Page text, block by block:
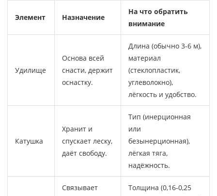
Элемент Назначение
На что обратить
внимание
Удилище
Основа всей
снасти, держит
оснастку.
Длина (обычно 3-6 м),
материал
(стеклопластик,
углеволокно),
лёгкость и удобство.
Катушка
Хранит и
спускает леску,
даёт свободу.
Тип (инерционная
или
безынерционная),
лёгкая тяга,
надёжность.
Связывает
Толщина (0,16-0,25